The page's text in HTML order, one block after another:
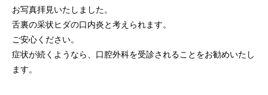
お写真拝見いたしました。
舌裏の采状ヒダの口内炎と考えられます。
ご安心ください。
症状が続くようなら、口腔外科を受診されることをお勧めいたし
ます。